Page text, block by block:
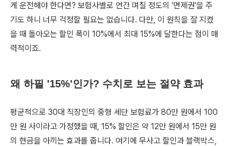
게 운전해야 한다면? 보험사별로 연간 며칠 정도의 '면제권'을 주
기도 하니 너무 걱정할 필요는 없습니다. 다만, 이 원칙을 잘 지켰
을 때 돌아오는 할인 폭이 10%에서 최대 15%에 달한다는 점이 매
력적이죠.
왜 하필 '15%'인가? 수치로 보는 절약 효과
평균적으로 30대 직장인의 중형 세단 보험료가 80만 원에서 100
만 원 사이라고 가정했을 때, 15% 할인은 약 12만 원에서 15만 원
의 현금을 아끼는 효과를 줍니다. 여기에 무사고 할인과 블랙박스,